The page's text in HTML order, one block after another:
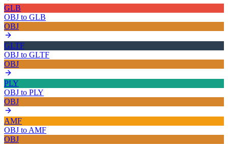
GLB
OBJ to GLB
OBJ
GLTF
OBJ to GLTF
OBJ
PLY
OBJ to PLY
OBJ
AMF
OBJ to AMF
OBJ